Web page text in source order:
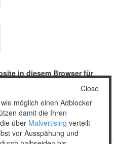
in diesem Browser für
Close
möglich einen Adblocker
damit die Ihren
über Malvertising verteilt
vor Ausspähung und